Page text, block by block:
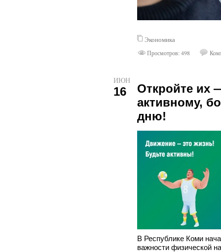
Экономика
Просмотров: 498
ИЮН
16
Откройте их
активному,
дню!
В Республике Коми
важности физической